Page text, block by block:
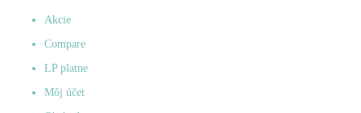
Akcie
Compare
LP platne
Môj účet